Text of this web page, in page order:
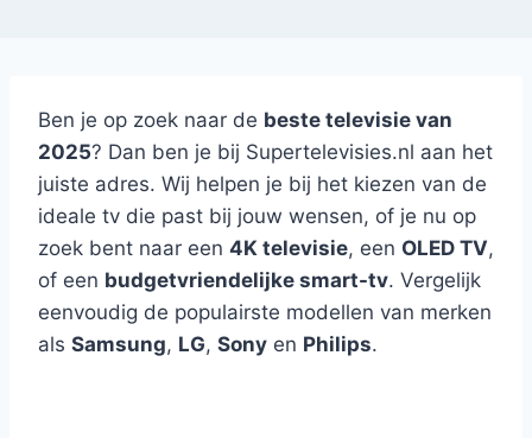
Ben je op zoek naar de beste televisie van
2025? Dan ben je bij Supertelevisies.nl aan het
juiste adres. Wij helpen je bij het kiezen van de
ideale tv die past bij jouw wensen, of je nu op
zoek bent naar een 4K televisie, een OLED TV,
of een budgetvriendelijke smart-tv. Vergelijk
eenvoudig de populairste modellen van merken
als Samsung, LG, Sony en Philips.